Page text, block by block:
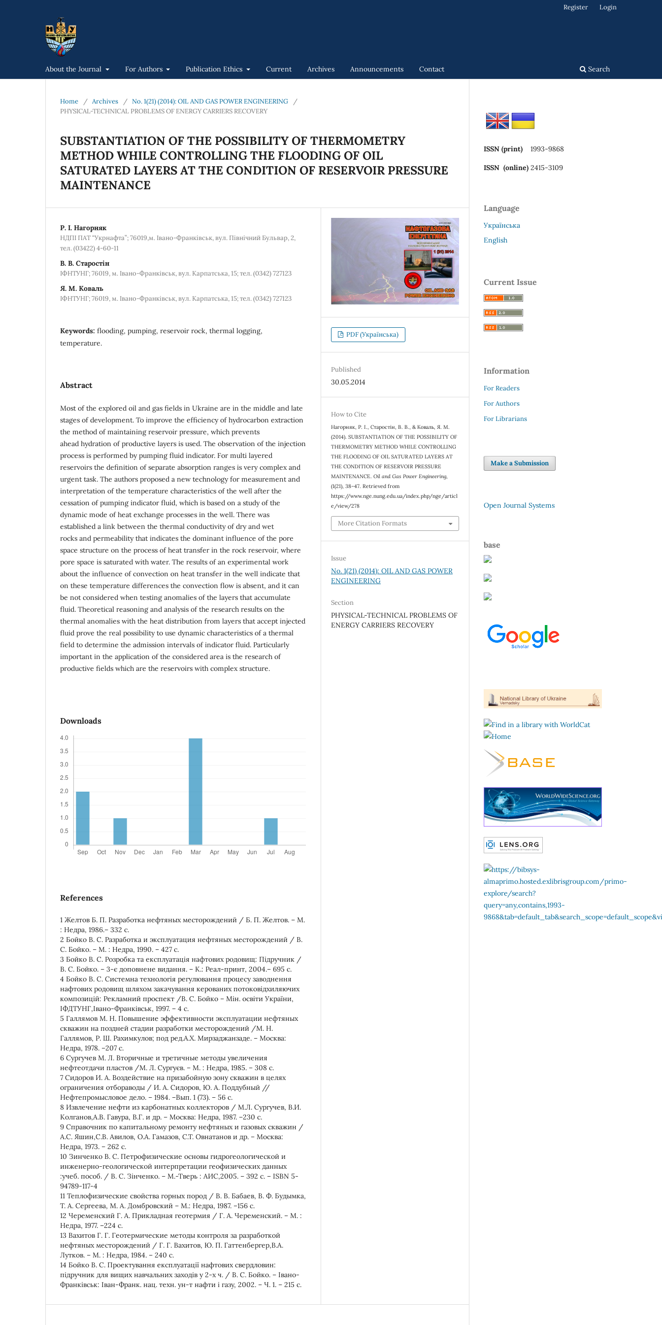
About the Journal For Authors Publication Ethics Current Archives Announcements Contact Search
Register Login
Home / Archives / No. 1(21) (2014): OIL AND GAS POWER ENGINEERING
/
PHYSICAL-TECHNICAL PROBLEMS OF ENERGY CARRIERS RECOVERY
SUBSTANTIATION OF THE POSSIBILITY OF THERMOMETRY
METHOD WHILE CONTROLLING THE FLOODING OF OIL
SATURATED LAYERS AT THE CONDITION OF RESERVOIR PRESSURE
MAINTENANCE
Р. І. Нагорняк
НДПІ ПАТ “Укрнафта”; 76019,м. Івано-Франківськ, вул. Північний Бульвар, 2,
тел. (03422) 4-60-11
В. В. Старостін
ІФНТУНГ; 76019, м. Івано-Франківськ, вул. Карпатська, 15; тел. (0342) 727123
Я. М. Коваль
ІФНТУНГ; 76019, м. Івано-Франківськ, вул. Карпатська, 15; тел. (0342) 727123
Keywords: flooding, pumping, reservoir rock, thermal logging,
temperature.
Abstract
Most of the explored oil and gas fields in Ukraine are in the middle and late
stages of development. To improve the efficiency of hydrocarbon extraction
the method of maintaining reservoir pressure, which prevents
ahead hydration of productive layers is used. The observation of the injection
process is performed by pumping fluid indicator. For multi layered
reservoirs the definition of separate absorption ranges is very complex and
urgent task. The authors proposed a new technology for measurement and
interpretation of the temperature characteristics of the well after the
cessation of pumping indicator fluid, which is based on a study of the
dynamic mode of heat exchange processes in the well. There was
established a link between the thermal conductivity of dry and wet
rocks and permeability that indicates the dominant influence of the pore
space structure on the process of heat transfer in the rock reservoir, where
pore space is saturated with water. The results of an experimental work
about the influence of convection on heat transfer in the well indicate that
on these temperature differences the convection flow is absent, and it can
be not considered when testing anomalies of the layers that accumulate
fluid. Theoretical reasoning and analysis of the research results on the
thermal anomalies with the heat distribution from layers that accept injected
fluid prove the real possibility to use dynamic characteristics of a thermal
field to determine the admission intervals of indicator fluid. Particularly
important in the application of the considered area is the research of
productive fields which are the reservoirs with complex structure.
Downloads
References
1 Желтов Б. П. Разработка нефтяных месторождений / Б. П. Желтов. – М.
: Недра, 1986.– 332 с.
2 Бойко В. С. Разработка и эксплуатация нефтяных месторождений / В.
С. Бойко. – М. : Недра, 1990. – 427 с.
3 Бойко В. С. Розробка та експлуатація нафтових родовищ: Підручник /
В. С. Бойко. – 3-є доповнене видання. – К.: Реал-принт, 2004.– 695 с.
4 Бойко В. С. Системна технологія регулювання процесу заводнення
нафтових родовищ шляхом закачування керованих потоковідхиляючих
композицій: Рекламний проспект /В. С. Бойко – Мін. освіти України,
ІФДТУНГ,Івано-Франківськ, 1997. – 4 с.
5 Галлямов М. Н. Повышение эффективности эксплуатации нефтяных
скважин на поздней стадии разработки месторождений /М. Н.
Галлямов, Р. Ш. Рахимкулов; под ред.А.Х. Мирзаджанзаде. – Москва:
Недра, 1978. –207 с.
6 Сургучев М. Л. Вторичные и третичные методы увеличения
нефтеотдачи пластов /М. Л. Сургуєв. – М. : Недра, 1985. – 308 с.
7 Сидоров И. А. Воздействие на призабойную зону скважин в целях
ограничения отбораводы / И. А. Сидоров, Ю. А. Поддубный //
Нефтепромысловое дело. – 1984. –Вып. 1 (73). – 56 с.
8 Извлечение нефти из карбонатных коллекторов / М.Л. Сургучев, В.И.
Колганов,А.В. Гавура, В.Г. и др. – Москва: Недра, 1987. –230 с.
9 Справочник по капитальному ремонту нефтяных и газовых скважин /
А.С. Яшин,С.В. Авилов, О.А. Гамазов, С.Т. Овнатанов и др. – Москва:
Недра, 1973. – 262 с.
10 Зинченко В. С. Петрофизические основы гидрогеологической и
инженерно-геологической интерпретации геофизических данных
:учеб. пособ. / В. С. Зінченко. – М.-Тверь : АИС,2005. – 392 с. – ISBN 5-
94789-117-4
11 Теплофизические свойства горных пород / В. В. Бабаев, В. Ф. Будымка,
Т. А. Сергеева, М. А. Домбровский – М.: Недра, 1987. –156 с.
12 Череменский Г. А. Прикладная геотермия / Г. А. Череменский. – М. :
Недра, 1977. –224 с.
13 Вахитов Г. Г. Геотермические методы контроля за разработкой
нефтяных месторождений / Г. Г. Вахитов, Ю. П. Гаттенбергер,В.А.
Лутков. – М. : Недра, 1984. – 240 с.
14 Бойко В. С. Проектування експлуатації нафтових свердловин:
підручник для вищих навчальних заходів у 2-х ч. / В. С. Бойко. – Івано-
Франківськ: Іван-Франк. нац. техн. ун-т нафти і газу, 2002. – Ч. 1. – 215 с.
PDF (Українська)
Published
30.05.2014
How to Cite
Нагорняк, Р. І., Старостін, В. В., & Коваль, Я. М.
(2014). SUBSTANTIATION OF THE POSSIBILITY OF
THERMOMETRY METHOD WHILE CONTROLLING
THE FLOODING OF OIL SATURATED LAYERS AT
THE CONDITION OF RESERVOIR PRESSURE
MAINTENANCE.Oil and Gas Power Engineering,
(1(21), 38–47. Retrieved from
https://www.nge.nung.edu.ua/index.php/nge/articl
e/view/278
More Citation Formats
Issue
No. 1(21) (2014): OIL AND GAS POWER
ENGINEERING
Section
PHYSICAL-TECHNICAL PROBLEMS OF
ENERGY CARRIERS RECOVERY
ISSN (print) 1993-9868
ISSN (online) 2415-3109
Language
Українська
English
Current Issue
Information
For Readers
For Authors
For Librarians
Make a Submission
Open Journal Systems
base